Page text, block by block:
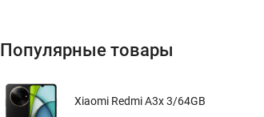
Популярные товары
Xiaomi Redmi A3x 3/64GB